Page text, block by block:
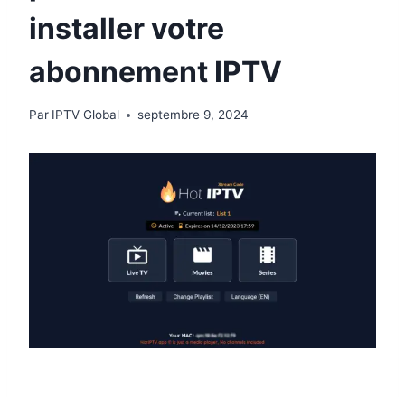
installer votre
abonnement IPTV
Par IPTV Global septembre 9, 2024